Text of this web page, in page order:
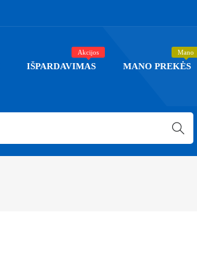
IŠPARDAVIMAS
Akcijos
MANO PREKĖS
Mano